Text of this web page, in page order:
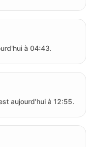
à 04:43.
aujourd'hui à 12:55.